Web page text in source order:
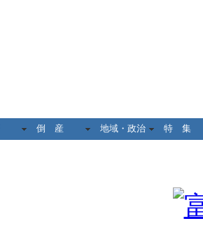
倒 産 地域・政治 特 集